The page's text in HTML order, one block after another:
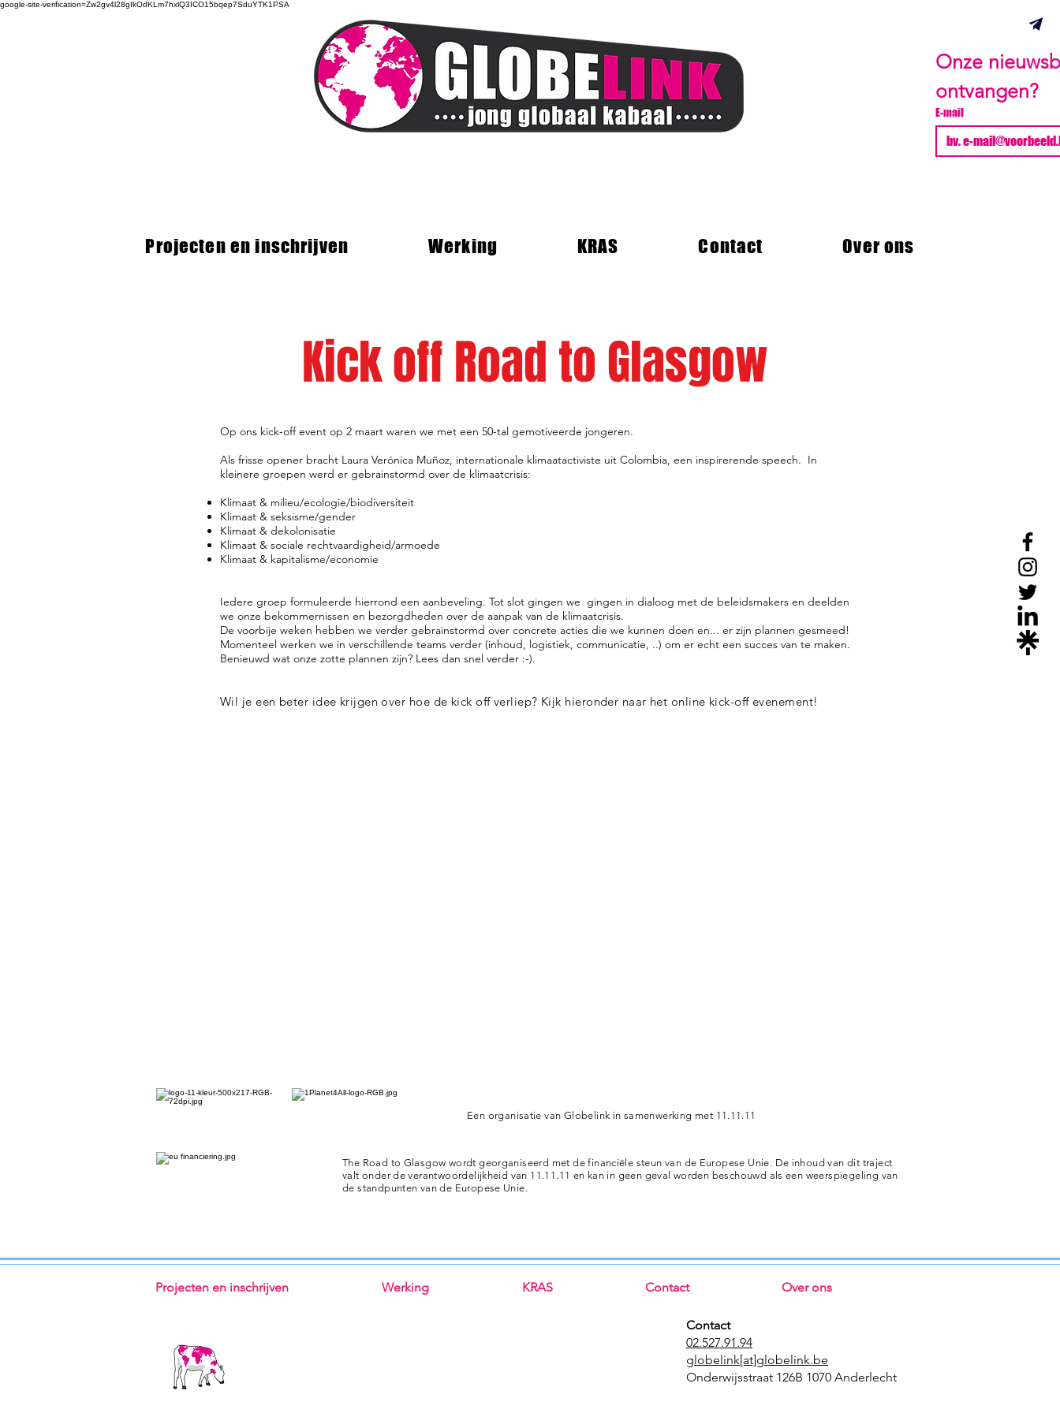
google-site-verification=Zw2gv4l28gIkOdKLm7hxlQ3ICO15bqep7SduYTK1PSA
Onze
ontvangen?
E-mail
Projecten en inschrijven Werking KRAS Contact Over ons
Kick off Road to Glasgow
Op ons kick-off event op 2 maart waren we met een 50-tal gemotiveerde jongeren.
Als frisse opener bracht Laura Verónica Muñoz, internationale klimaatactiviste uit Colombia, een inspirerende speech. In
kleinere groepen werd er gebrainstormd over de klimaatcrisis:
Klimaat & milieu/ecologie/biodiversiteit
Klimaat & seksisme/gender
Klimaat & dekolonisatie
Klimaat & sociale rechtvaardigheid/armoede
Klimaat & kapitalisme/economie
Iedere groep formuleerde hierrond een aanbeveling. Tot slot gingen we gingen in dialoog met de beleidsmakers en deelden
we onze bekommernissen en bezorgdheden over de aanpak van de klimaatcrisis.
De voorbije weken hebben we verder gebrainstormd over concrete acties die we kunnen doen en... er zijn plannen gesmeed!
Momenteel werken we in verschillende teams verder (inhoud, logistiek, communicatie, ..) om er echt een succes van te maken.
Benieuwd wat onze zotte plannen zijn? Lees dan snel verder :-).
Wil je een beter idee krijgen over hoe de kick off verliep? Kijk hieronder naar het online kick-off evenement!
Een organisatie van Globelink in samenwerking met 11.11.11
The Road to Glasgow wordt georganiseerd met de financiële steun van de Europese Unie. De inhoud van dit traject
valt onder de verantwoordelijkheid van 11.11.11 en kan in geen geval worden beschouwd als een weerspiegeling van
de standpunten van de Europese Unie.
Projecten en inschrijven Werking KRAS Contact Over ons
Contact
02.527.91.94
globelink[at]globelink.be
Onderwijsstraat 126B 1070 Anderlecht